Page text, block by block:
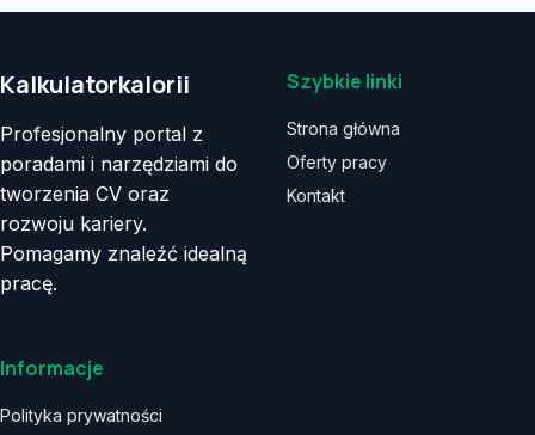
Kalkulatorkalorii
Profesjonalny portal z
poradami i narzędziami do
tworzenia CV oraz
rozwoju kariery.
Pomagamy znaleźć idealną
pracę.
Szybkie linki
Strona główna
Oferty pracy
Kontakt
Informacje
Polityka prywatności